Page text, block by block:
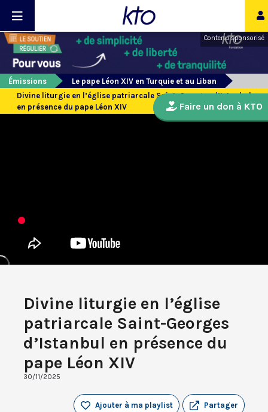
Contenu sponsorisé
Émissions
Le pape Léon XIV en Turquie et au Liban
Divine liturgie en l’église patriarcale Saint-Georges d’Istanbul
en présence du pape Léon XIV
Divine liturgie en l’église
patriarcale Saint-Georges
d’Istanbul en présence du
pape Léon XIV
30/11/2025
Partager
Ajouter à ma playlist
Faire un don à KTO